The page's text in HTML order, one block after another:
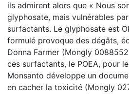
ils admirent alors que « Nous
glyphosate, mais vulnérables
surfactants. Le glyphosate est
formulé provoque des dégâts,
Donna Farmer (Mongly
ces surfactants, le POEA, pour
Monsanto développe un
en cacher la toxicité (Mongly